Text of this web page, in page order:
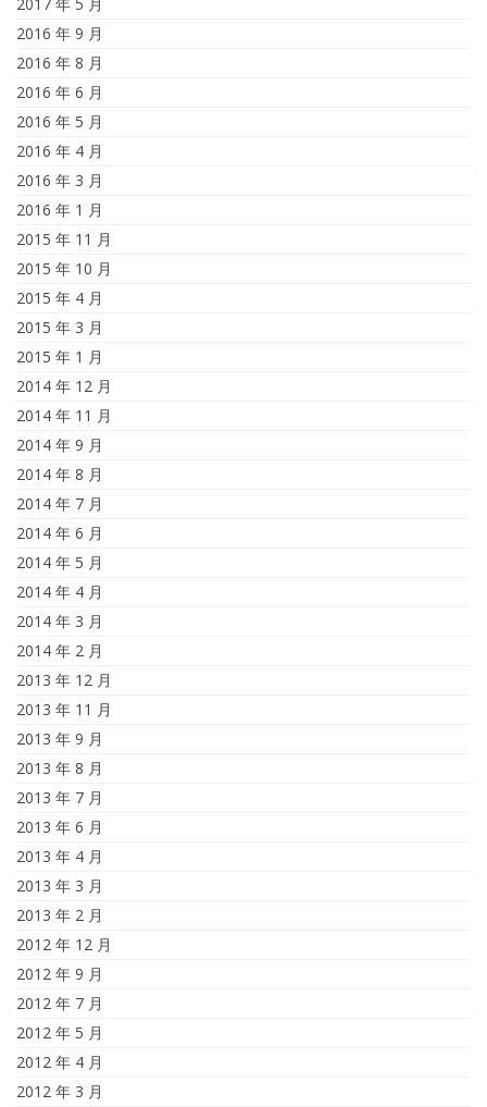
2016 年 9 月
2016 年 8 月
2016 年 6 月
2016 年 5 月
2016 年 4 月
2016 年 3 月
2016 年 1 月
2015 年 11 月
2015 年 10 月
2015 年 4 月
2015 年 3 月
2015 年 1 月
2014 年 12 月
2014 年 11 月
2014 年 9 月
2014 年 8 月
2014 年 7 月
2014 年 6 月
2014 年 5 月
2014 年 4 月
2014 年 3 月
2014 年 2 月
2013 年 12 月
2013 年 11 月
2013 年 9 月
2013 年 8 月
2013 年 7 月
2013 年 6 月
2013 年 4 月
2013 年 3 月
2013 年 2 月
2012 年 12 月
2012 年 9 月
2012 年 7 月
2012 年 5 月
2012 年 4 月
2012 年 3 月